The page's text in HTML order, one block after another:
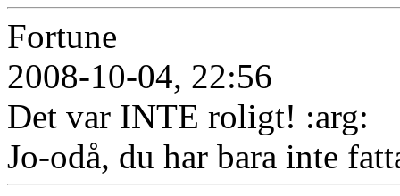
Fortune
2008-10-04, 22:56
Det var INTE roligt! :arg:
Jo-odå, du har bara inte